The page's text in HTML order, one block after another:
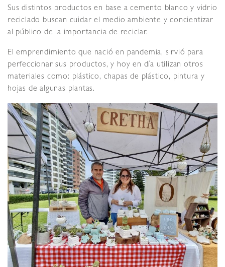
Sus distintos productos en base a cemento blanco y vidrio
reciclado buscan cuidar el medio ambiente y concientizar
al público de la importancia de reciclar.
El emprendimiento que nació en pandemia, sirvió para
perfeccionar sus productos, y hoy en día utilizan otros
materiales como: plástico, chapas de plástico, pintura y
hojas de algunas plantas.